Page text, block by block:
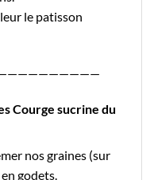
le patisson
Courge sucrine du
nos graines (sur
godets.